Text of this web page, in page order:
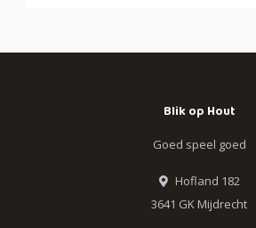
Blik op Hout
Goed speel goed
Hofland 182
3641 GK Mijdrecht